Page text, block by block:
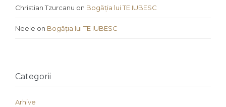
Christian Tzurcanu on Bogăția lui TE IUBESC
Neele on Bogăția lui TE IUBESC
Categorii
Arhive